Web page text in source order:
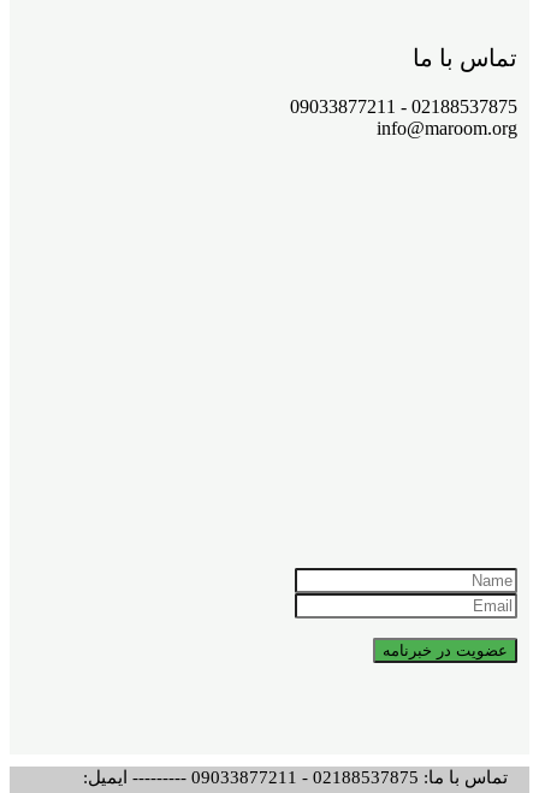
تماس با ما
02188537875 - 09033877211
info@maroom.org
تماس با ما: 02188537875 - 09033877211 --------- ایمیل: